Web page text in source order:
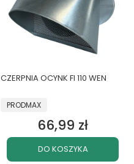
CZERPNIA OCYNK FI 110 WEN
PRODUCENT
PRODMAX
Cena
66,99 zł
DO KOSZYKA